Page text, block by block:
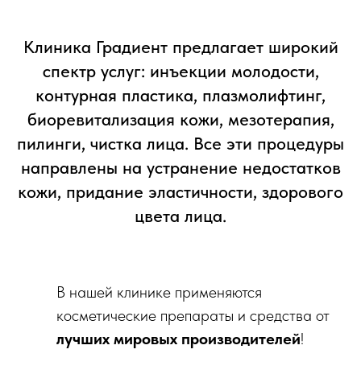
Клиника Градиент предлагает широкий
спектр услуг: инъекции молодости,
контурная пластика, плазмолифтинг,
биоревитализация кожи, мезотерапия,
пилинги, чистка лица. Все эти процедуры
направлены на устранение недостатков
кожи, придание эластичности, здорового
цвета лица.
В нашей клинике применяются
косметические препараты и средства от
лучших мировых производителей!